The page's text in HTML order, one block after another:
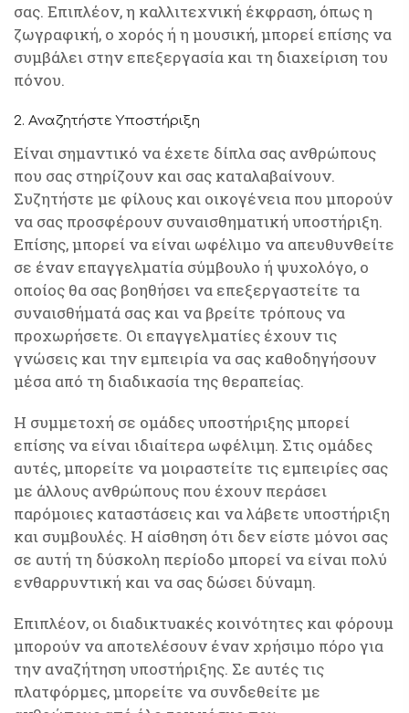
σας. Επιπλέον, η καλλιτεχνική έκφραση, όπως η
ζωγραφική, ο χορός ή η μουσική, μπορεί επίσης να
συμβάλει στην επεξεργασία και τη διαχείριση του
πόνου.
2. Αναζητήστε Υποστήριξη
Είναι σημαντικό να έχετε δίπλα σας ανθρώπους
που σας στηρίζουν και σας καταλαβαίνουν.
Συζητήστε με φίλους και οικογένεια που μπορούν
να σας προσφέρουν συναισθηματική υποστήριξη.
Επίσης, μπορεί να είναι ωφέλιμο να απευθυνθείτε
σε έναν επαγγελματία σύμβουλο ή ψυχολόγο, ο
οποίος θα σας βοηθήσει να επεξεργαστείτε τα
συναισθήματά σας και να βρείτε τρόπους να
προχωρήσετε. Οι επαγγελματίες έχουν τις
γνώσεις και την εμπειρία να σας καθοδηγήσουν
μέσα από τη διαδικασία της θεραπείας.
Η συμμετοχή σε ομάδες υποστήριξης μπορεί
επίσης να είναι ιδιαίτερα ωφέλιμη. Στις ομάδες
αυτές, μπορείτε να μοιραστείτε τις εμπειρίες σας
με άλλους ανθρώπους που έχουν περάσει
παρόμοιες καταστάσεις και να λάβετε υποστήριξη
και συμβουλές. Η αίσθηση ότι δεν είστε μόνοι σας
σε αυτή τη δύσκολη περίοδο μπορεί να είναι πολύ
ενθαρρυντική και να σας δώσει δύναμη.
Επιπλέον, οι διαδικτυακές κοινότητες και φόρουμ
μπορούν να αποτελέσουν έναν χρήσιμο πόρο για
την αναζήτηση υποστήριξης. Σε αυτές τις
πλατφόρμες, μπορείτε να συνδεθείτε με